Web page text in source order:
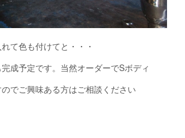
て色も付けてと・・・
成予定です。当然オーダーでSボディ
でご興味ある方はご相談ください